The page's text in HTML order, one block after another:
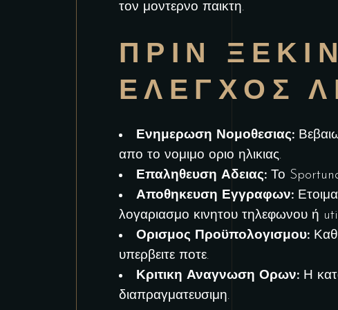
τον μοντερνο παικτη.
ΠΡΙΝ
ΕΛΕΓΧΟΣ
Ενημερωση Νομοθεσιας:
απο το νομιμο οριο ηλικιας.
Επαληθευση Αδειας: Το
Αποθηκευση Εγγραφων:
λογαριασμο κινητου τηλεφωνου ή
Ορισμος Προϋπολογισμου:
υπερβειτε ποτε.
Κριτικη Αναγνωση Ορων: Η
διαπραγματευσιμη.